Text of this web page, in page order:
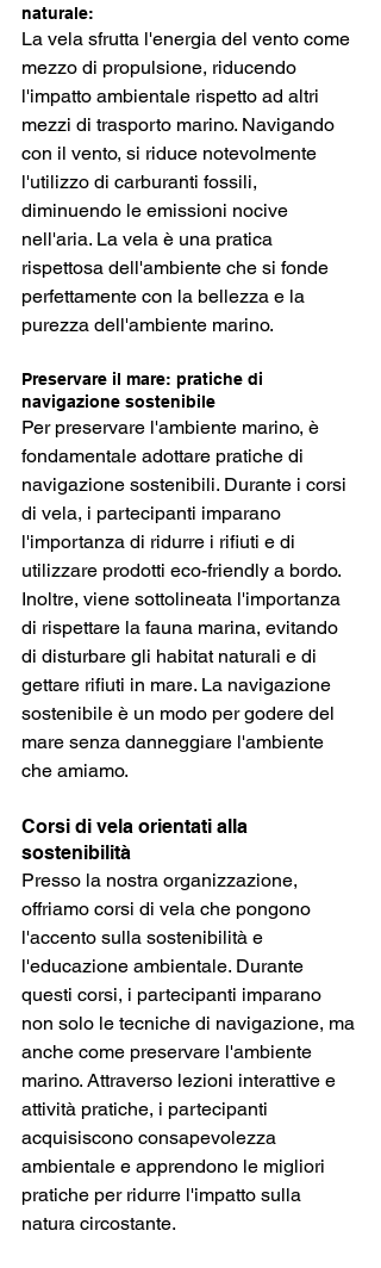
naturale:
La vela sfrutta l'energia del vento come
mezzo di propulsione, riducendo
l'impatto ambientale rispetto ad altri
mezzi di trasporto marino. Navigando
con il vento, si riduce notevolmente
l'utilizzo di carburanti fossili,
diminuendo le emissioni nocive
nell'aria. La vela è una pratica
rispettosa dell'ambiente che si fonde
perfettamente con la bellezza e la
purezza dell'ambiente marino.
Preservare il mare: pratiche di
navigazione sostenibile
Per preservare l'ambiente marino, è
fondamentale adottare pratiche di
navigazione sostenibili. Durante i corsi
di vela, i partecipanti imparano
l'importanza di ridurre i rifiuti e di
utilizzare prodotti eco-friendly a bordo.
Inoltre, viene sottolineata l'importanza
di rispettare la fauna marina, evitando
di disturbare gli habitat naturali e di
gettare rifiuti in mare. La navigazione
sostenibile è un modo per godere del
mare senza danneggiare l'ambiente
che amiamo.
Corsi di vela orientati alla
sostenibilità
Presso la nostra organizzazione,
offriamo corsi di vela che pongono
l'accento sulla sostenibilità e
l'educazione ambientale. Durante
questi corsi, i partecipanti imparano
non solo le tecniche di navigazione, ma
anche come preservare l'ambiente
marino. Attraverso lezioni interattive e
attività pratiche, i partecipanti
acquisiscono consapevolezza
ambientale e apprendono le migliori
pratiche per ridurre l'impatto sulla
natura circostante.